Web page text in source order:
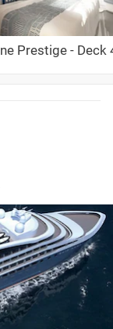
Prestige - Deck